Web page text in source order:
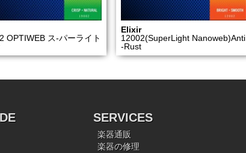
OPTIWEB ス-パーライト
Elixir
12002(SuperLight Nanoweb)Anti
-Rust
SERVICES
楽器通販
楽器の修理